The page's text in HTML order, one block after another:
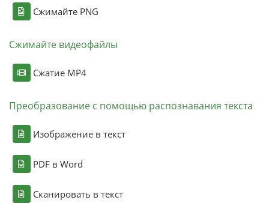
Сжимайте PNG
Сжимайте видеофайлы
Сжатие MP4
Преобразование с помощью распознавания текста
Изображение в текст
PDF в Word
Сканировать в текст